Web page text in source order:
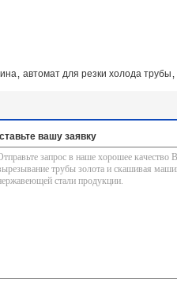
автомат для резки холода трубы
вашу заявку